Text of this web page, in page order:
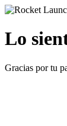
Lo
Gracias por tu